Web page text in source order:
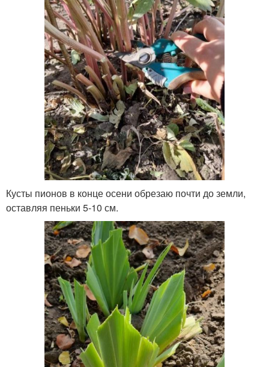
Кусты пионов в конце осени обрезаю почти до земли,
оставляя пеньки 5-10 см.